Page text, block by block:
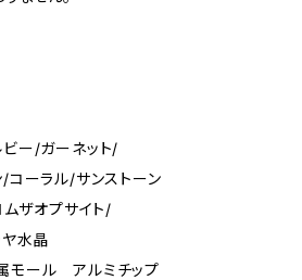
ー/ガーネット/
/コーラル/サンストーン
ザオプサイト/
水晶
モール アルミチップ